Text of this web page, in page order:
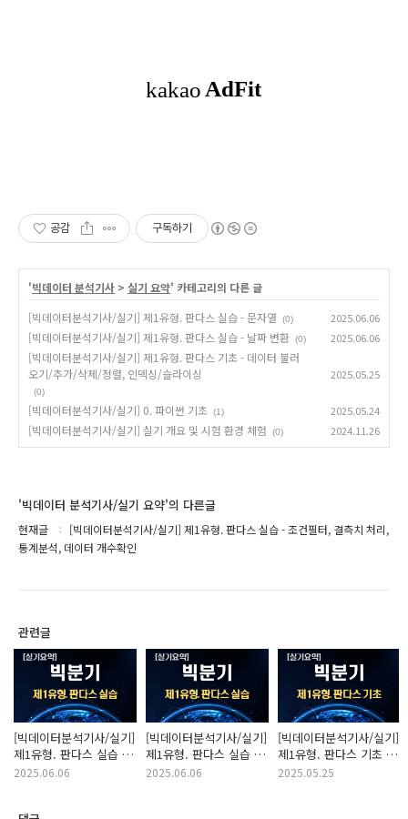
공감 구독하기
'빅데이터 분석기사 > 실기 요약' 카테고리의 다른 글
[빅데이터분석기사/실기] 제1유형. 판다스 실습 - 문자열
(0) 2025.06.06
[빅데이터분석기사/실기] 제1유형. 판다스 실습 - 날짜 변환 (0) 2025.06.06
[빅데이터분석기사/실기] 제1유형. 판다스 기초 - 데이터 불러
오기/추가/삭제/정렬, 인덱싱/슬라이싱
(0)
2025.05.25
[빅데이터분석기사/실기] 0. 파이썬 기초 (1) 2025.05.24
[빅데이터분석기사/실기] 실기 개요 및 시험 환경 체험 (0) 2024.11.26
'빅데이터 분석기사/실기 요약'의 다른글
현재글
[빅데이터분석기사/실기] 제1유형. 판다스 실습 - 조건필터, 결측치 처리,
통계분석, 데이터 개수확인
관련글
[빅데이터분석기사/실기]
제1유형. 판다스 실습 -
문자열
2025.06.06
[빅데이터분석기사/실기]
제1유형. 판다스 실습 -
날짜 변환
2025.06.06
[빅데이터분석기사/실기]
제1유형. 판다스 기초 -
데이터 불러오기/추가/
2025.05.25